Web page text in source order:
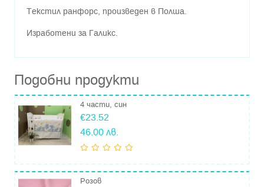
Текстил ранфорс, произведен в Полша.
Изработени за Галикс.
Подобни продукти
4 части, син
€23.52
46.00 лв.
Розов